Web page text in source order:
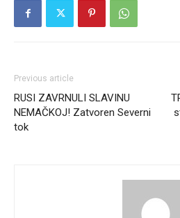
Previous article
RUSI ZAVRNULI SLAVINU
NEMAČKOJ! Zatvoren Severni
tok